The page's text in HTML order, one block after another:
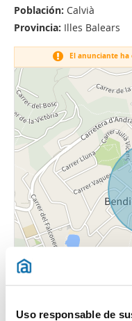
Uso responsable de
Población: Calvià
Provincia: Illes Balears
El anunciante ha